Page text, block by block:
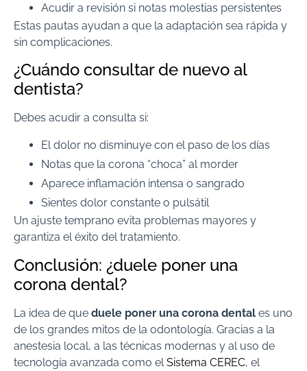
Acudir a revisión si notas molestias persistentes
Estas pautas ayudan a que la adaptación sea rápida y
sin complicaciones.
¿Cuándo consultar de nuevo al
dentista?
Debes acudir a consulta si:
El dolor no disminuye con el paso de los días
Notas que la corona “choca” al morder
Aparece inflamación intensa o sangrado
Sientes dolor constante o pulsátil
Un ajuste temprano evita problemas mayores y
garantiza el éxito del tratamiento.
Conclusión: ¿duele poner una
corona dental?
La idea de que duele poner una corona dental es uno
de los grandes mitos de la odontología. Gracias a la
anestesia local, a las técnicas modernas y al uso de
tecnología avanzada como el Sistema CEREC, el